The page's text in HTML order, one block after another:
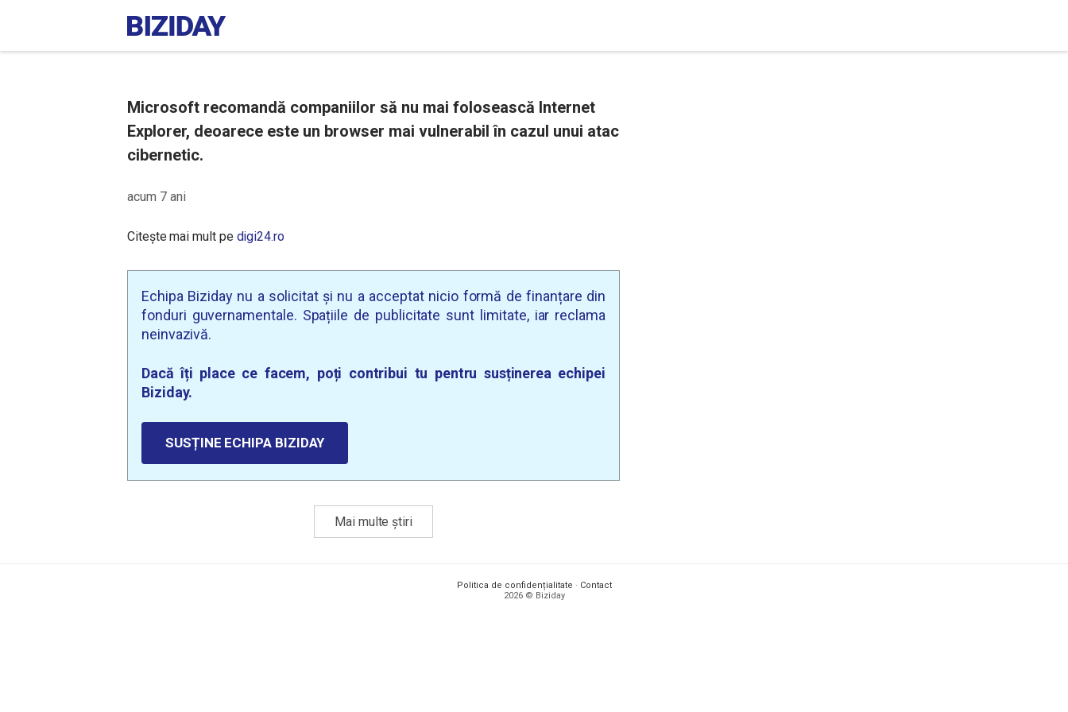
Microsoft recomandă companiilor să nu mai folosească Internet
Explorer, deoarece este un browser mai vulnerabil în cazul unui atac
cibernetic.
acum 7 ani
Citește mai mult pe digi24.ro
Echipa Biziday nu a solicitat și nu a acceptat nicio formă de finanțare din
fonduri guvernamentale. Spațiile de publicitate sunt limitate, iar reclama
neinvazivă.
Dacă îți place ce facem, poți contribui tu pentru susținerea echipei
Biziday.
SUSȚINE ECHIPA BIZIDAY
Mai multe știri
Politica de confidențialitate · Contact
2026 © Biziday